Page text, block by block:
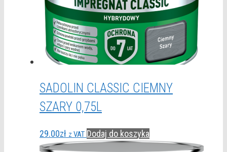
SADOLIN CLASSIC CIEMNY
SZARY 0,75L
29.00zł z VAT Dodaj do koszyka